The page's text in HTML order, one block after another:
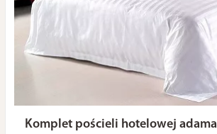
Komplet pościeli hotelowej